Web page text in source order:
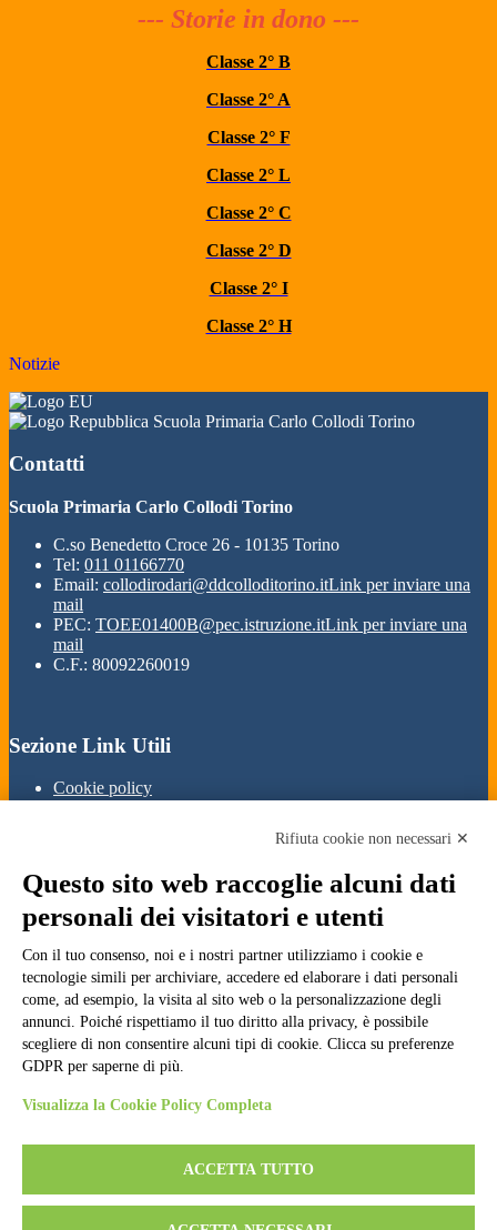
--- Storie in dono ---
Classe 2° B
Classe 2° A
Classe 2° F
Classe 2° L
Classe 2° C
Classe 2° D
Classe 2° I
Classe 2° H
Notizie
Scuola Primaria Carlo Collodi Torino
Contatti
Scuola Primaria Carlo Collodi Torino
C.so Benedetto Croce 26 - 10135 Torino
Tel: 011 01166770
Email: collodirodari@ddcolloditorino.itLink per inviare una
mail
PEC: TOEE01400B@pec.istruzione.itLink per inviare una
mail
C.F.: 80092260019
Sezione Link Utili
Cookie policy
Ufficio Relazioni con il Pubblico
Obiettivi di accessibilità
Whistleblowing
Gestione consensi cookie
Amministrazione trasparente
Pagina visualizzata2162 volte
Sezione Copyright
Parma S.p.A. | Divisione Publishing & New Social Media
Rifiuta cookie non necessari ✕
Questo sito web raccoglie alcuni dati
personali dei visitatori e utenti
Con il tuo consenso, noi e i nostri partner utilizziamo i cookie e
tecnologie simili per archiviare, accedere ed elaborare i dati personali
come, ad esempio, la visita al sito web o la personalizzazione degli
annunci. Poiché rispettiamo il tuo diritto alla privacy, è possibile
scegliere di non consentire alcuni tipi di cookie. Clicca su preferenze
GDPR per saperne di più.
Visualizza la Cookie Policy Completa
ACCETTA TUTTO